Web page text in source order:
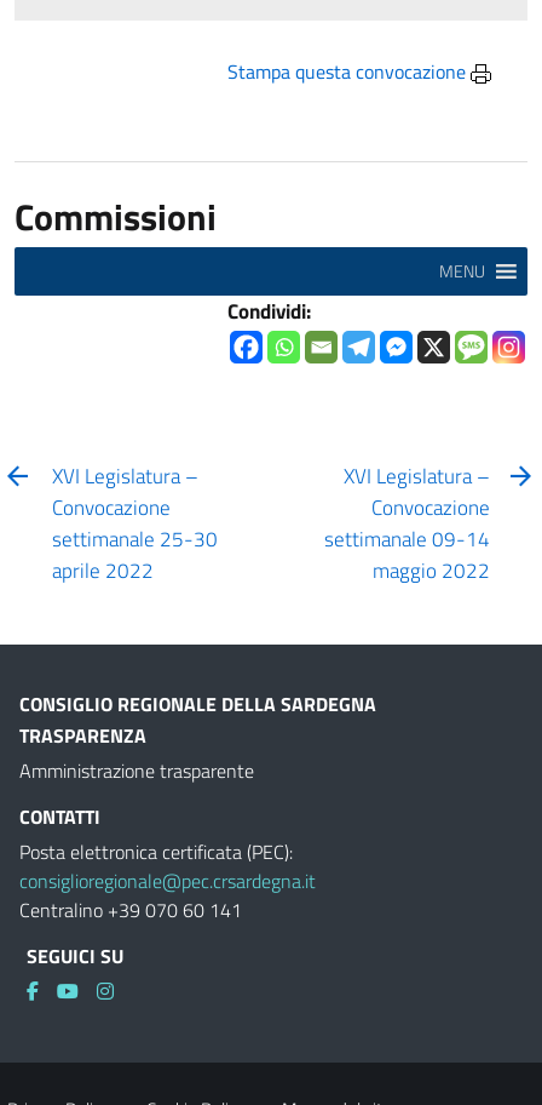
Stampa questa convocazione
Commissioni
MENU
Condividi:
XVI Legislatura –
Convocazione
settimanale 25-30
aprile 2022
XVI Legislatura –
Convocazione
settimanale 09-14
maggio 2022
CONSIGLIO REGIONALE DELLA SARDEGNA
TRASPARENZA
Amministrazione trasparente
CONTATTI
Posta elettronica certificata (PEC):
consiglioregionale@pec.crsardegna.it
Centralino +39 070 60 141
SEGUICI SU